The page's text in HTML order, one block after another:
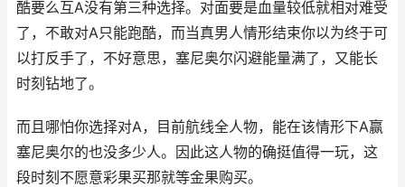
酷要么互A没有第三种选择。对面要是血量较低就相对难受
了，不敢对A只能跑酷，而当真男人情形结束你以为终于可
以打反手了，不好意思，塞尼奥尔闪避能量满了，又能长
时刻钻地了。
而且哪怕你选择对A，目前航线全人物，能在该情形下A赢
塞尼奥尔的也没多少人。因此这人物的确挺值得一玩，这
段时刻不愿意彩果买那就等金果购买。